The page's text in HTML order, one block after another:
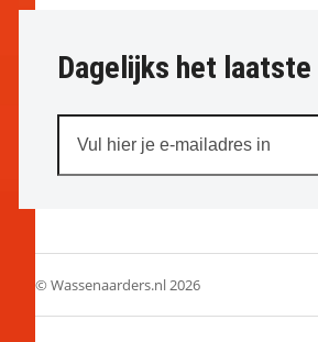
Dagelijks het
hier
je
in
© Wassenaarders.nl 2026